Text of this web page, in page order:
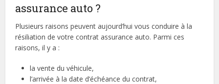
assurance auto ?
Plusieurs raisons peuvent aujourd’hui vous conduire à la
résiliation de votre contrat assurance auto. Parmi ces
raisons, il y a :
la vente du véhicule,
l’arrivée à la date d’échéance du contrat,